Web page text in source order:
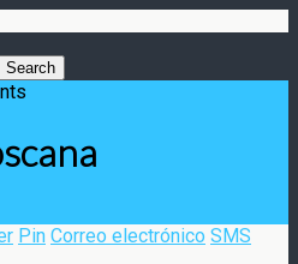
Pin Correo electrónico SMS